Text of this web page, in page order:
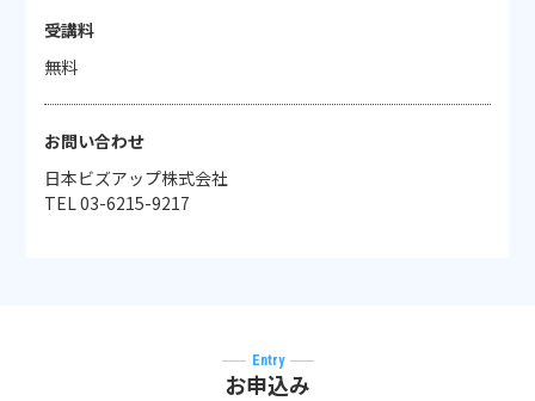
受講料
無料
お問い合わせ
日本ビズアップ株式会社
TEL 03-6215-9217
Entry
お申込み